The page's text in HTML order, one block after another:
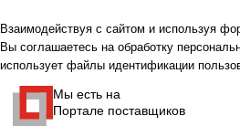
Взаимодействуя с сайтом и используя
Вы соглашаетесь на обработку
использует файлы идентификации
Мы есть на
Портале поставщиков